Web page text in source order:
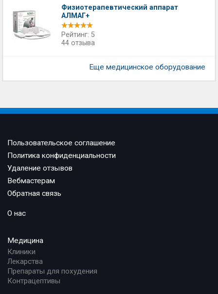
Физиотерапевтический аппарат
АЛМАГ+
Рейтинг: 5
44 отзыва
Еще медицинское оборудование
Пользовательское соглашение
Политика конфиденциальности
Удаление отзывов
Вебмастерам
Обратная связь
О нас
Медицина
Клиники
Лекарства
Препараты для похудения
Контрацептивы